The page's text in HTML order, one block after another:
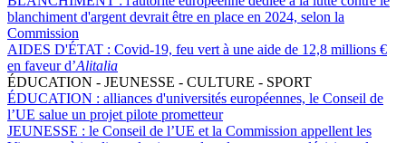
blanchiment d'argent devrait être en place en 2024, selon la
Commission
AIDES D'ÉTAT : Covid-19, feu vert à une aide de 12,8 millions €
en faveur d’Alitalia
ÉDUCATION - JEUNESSE - CULTURE - SPORT
ÉDUCATION : alliances d'universités européennes, le Conseil de
l’UE salue un projet pilote prometteur
JEUNESSE : le Conseil de l’UE et la Commission appellent les